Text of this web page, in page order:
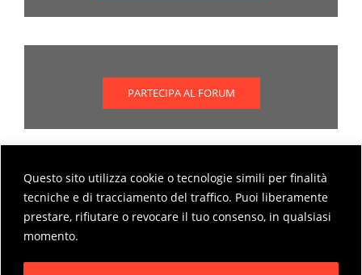
Questo sito utilizza cookie o tecnologie simili per finalità
tecniche e di tracciamento del traffico. Puoi liberamente
prestare, rifiutare o revocare il tuo consenso, in qualsiasi
momento.
PARTECIPA AL FORUM
Scopri come partecipare al forum
MODALITÀ DI PARTECIPAZIONE AL FORUM